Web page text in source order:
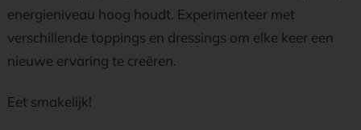
energieniveau hoog houdt. Experimenteer met
verschillende toppings en dressings om elke keer een
nieuwe ervaring te creëren.
Eet smakelijk!